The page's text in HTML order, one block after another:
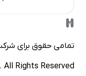
حقوق برای شرکت
All Rights